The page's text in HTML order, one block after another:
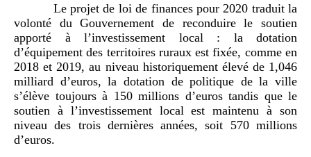
Le projet de loi de finances pour 2020 traduit la
volonté du Gouvernement de reconduire le soutien
apporté à l’investissement local : la dotation
d’équipement des territoires ruraux est fixée, comme en
2018 et 2019, au niveau historiquement élevé de 1,046
milliard d’euros, la dotation de politique de la ville
s’élève toujours à 150 millions d’euros tandis que le
soutien à l’investissement local est maintenu à son
niveau des trois dernières années, soit 570 millions
d’euros.